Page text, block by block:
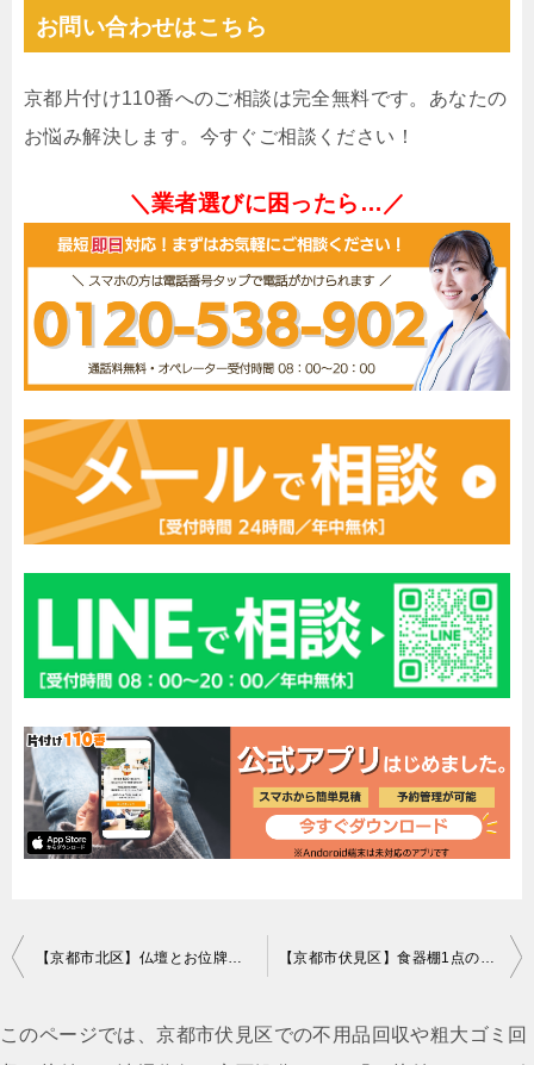
お問い合わせはこちら
京都片付け110番へのご相談は完全無料です。あなたの
お悩み解決します。今すぐご相談ください！
＼業者選びに困ったら…／
投
ナ
【京都市北区】仏壇とお位牌の回収・処分 お客様の声 【京都市伏見区】食器棚1点の回収・処分 お客様の声
このページでは、京都市伏見区での不用品回収や粗大ゴミ回